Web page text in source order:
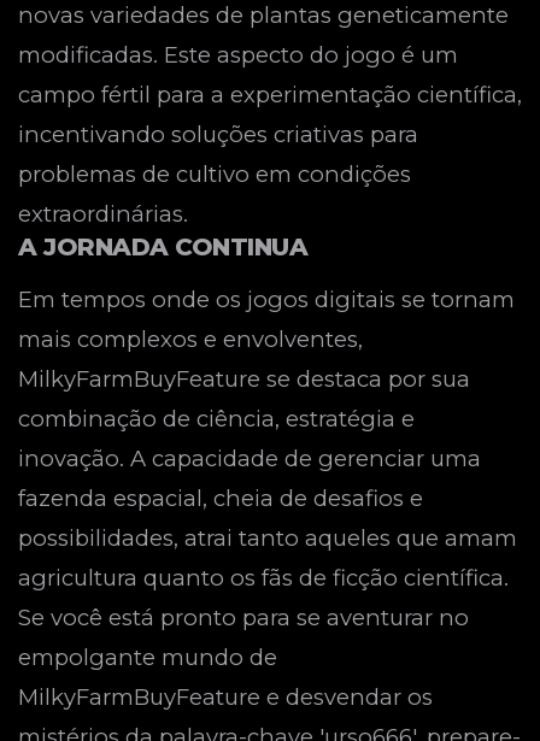
novas variedades de plantas geneticamente
modificadas. Este aspecto do jogo é um
campo fértil para a experimentação científica,
incentivando soluções criativas para
problemas de cultivo em condições
extraordinárias.
A JORNADA CONTINUA
Em tempos onde os jogos digitais se tornam
mais complexos e envolventes,
MilkyFarmBuyFeature se destaca por sua
combinação de ciência, estratégia e
inovação. A capacidade de gerenciar uma
fazenda espacial, cheia de desafios e
possibilidades, atrai tanto aqueles que amam
agricultura quanto os fãs de ficção científica.
Se você está pronto para se aventurar no
empolgante mundo de
MilkyFarmBuyFeature e desvendar os